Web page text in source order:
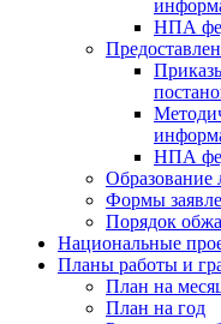
НПА
НПА
Формы
Порядок
Национальные
Планы работы и
План на
План на год